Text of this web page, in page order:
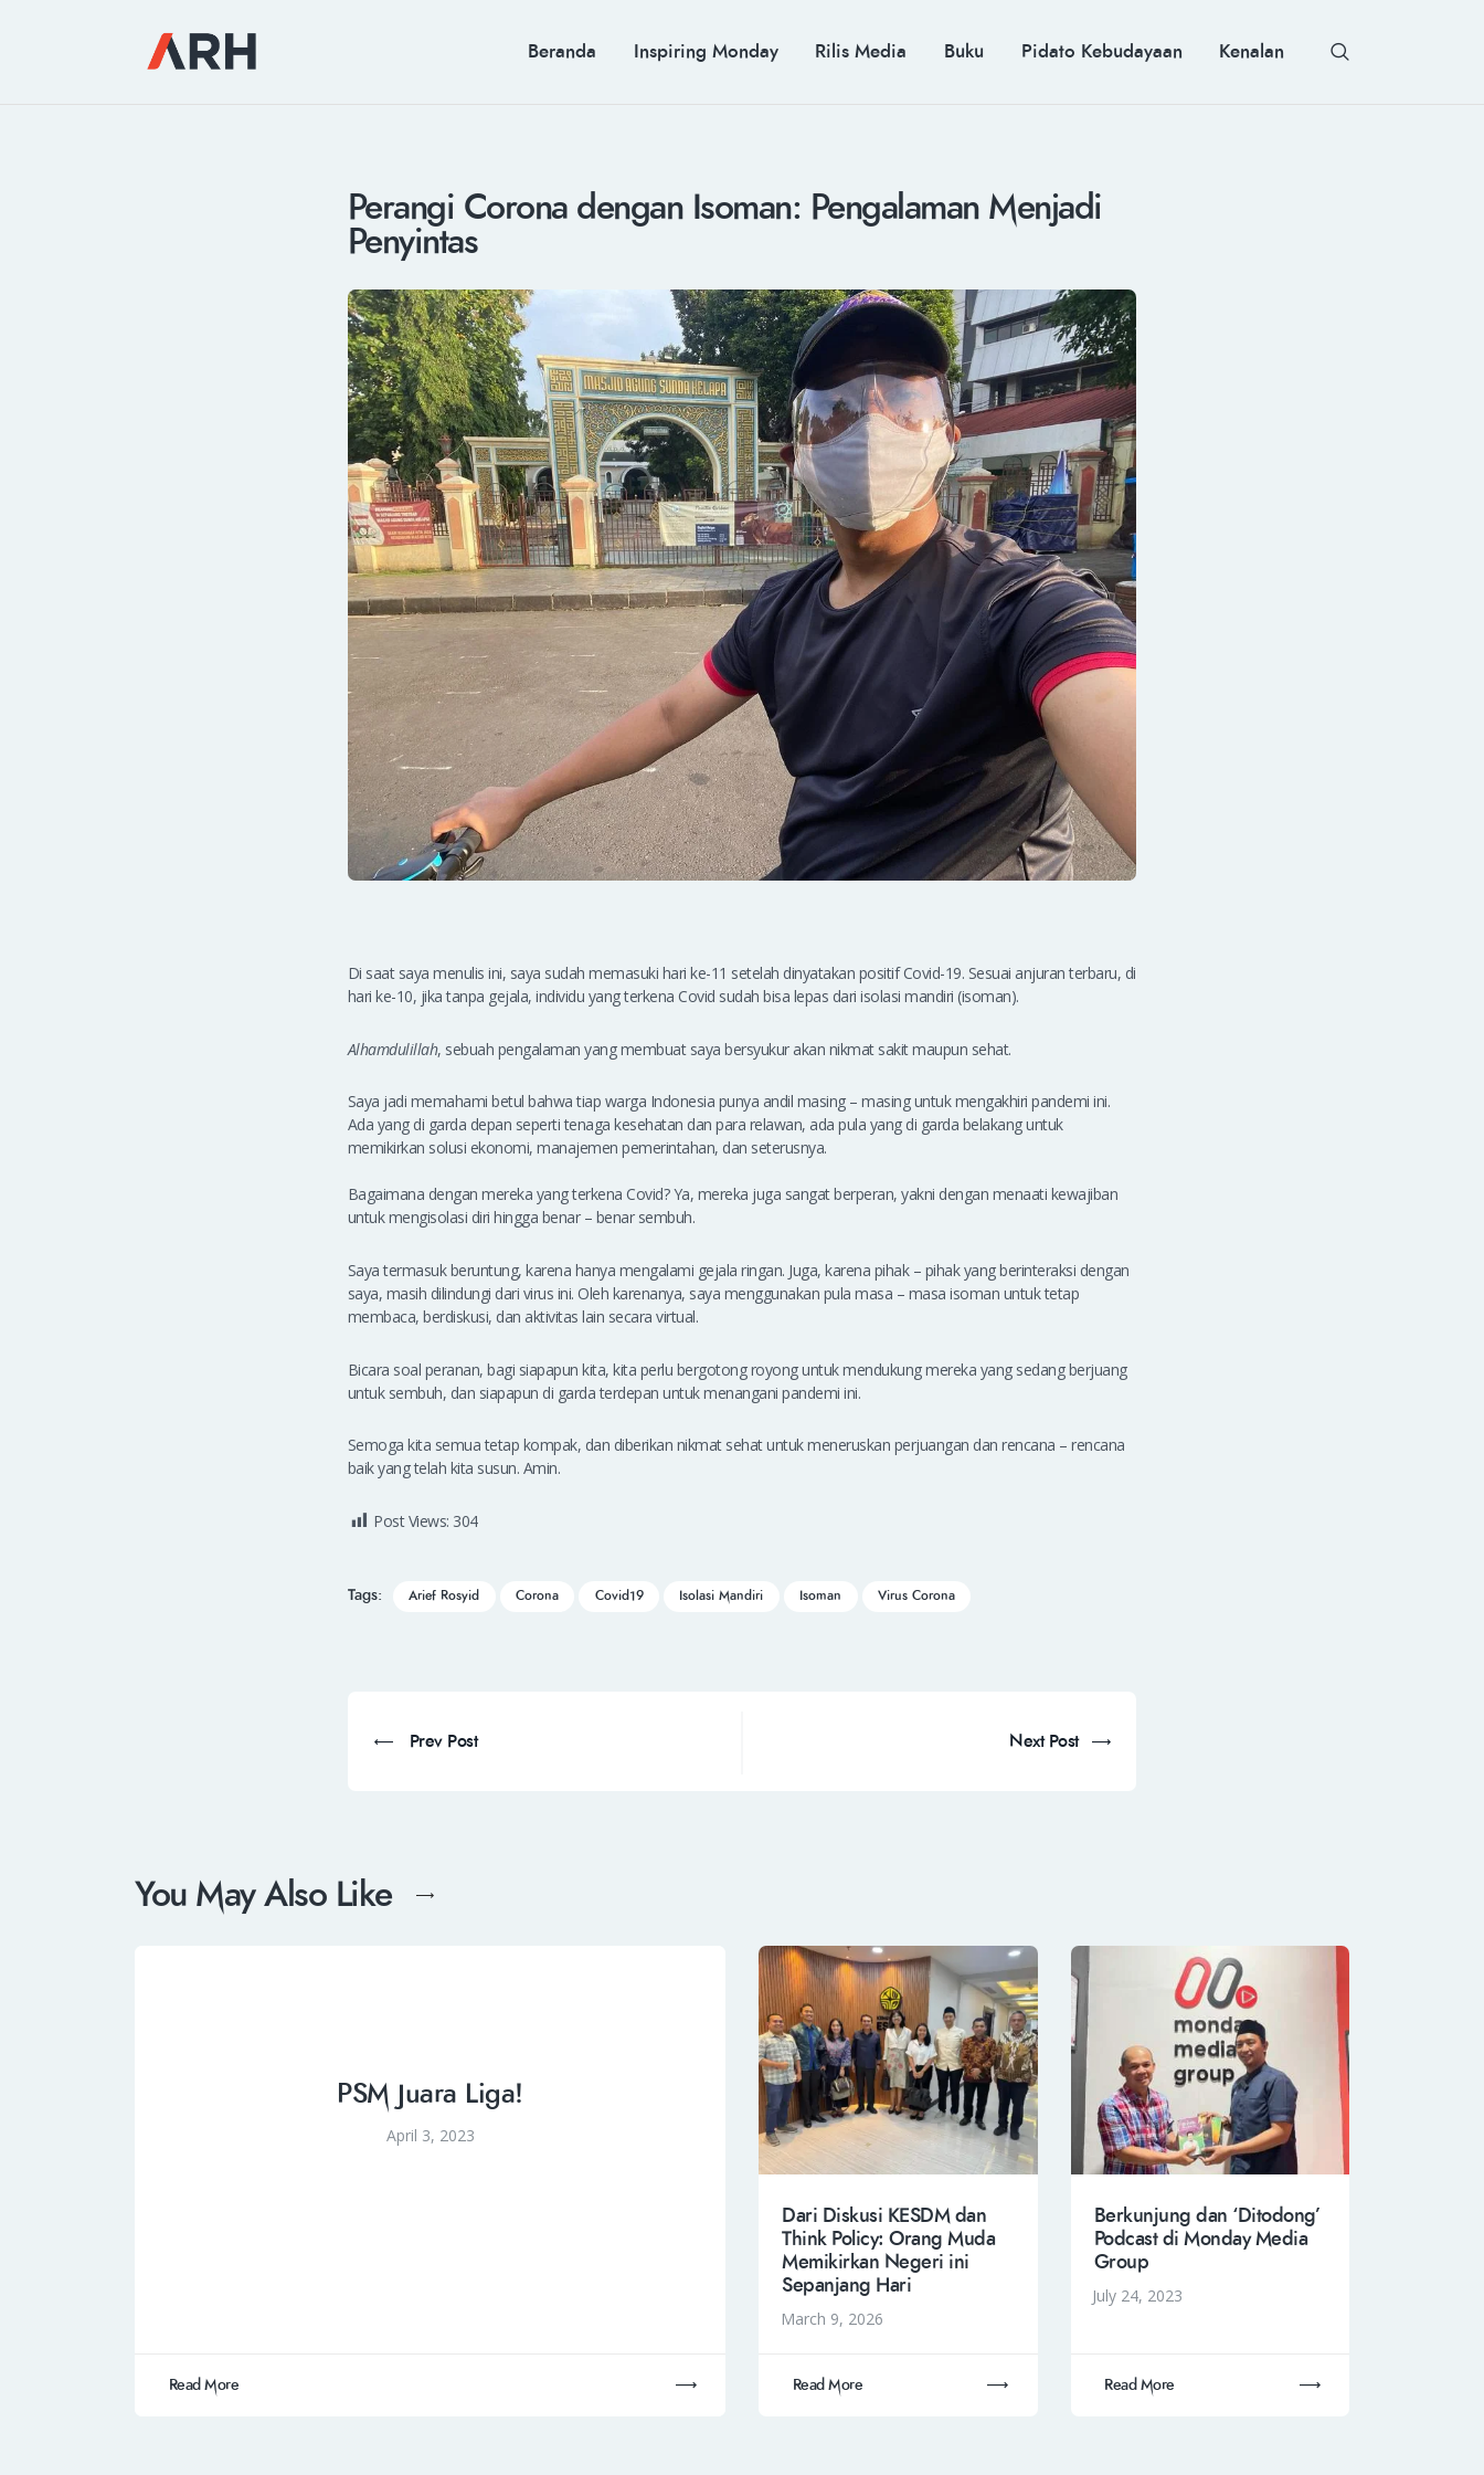
Beranda Inspiring Monday Rilis Media Buku Pidato Kebudayaan Kenalan
MUH. ARIEF ROSYID
RILIS MEDIA
Perangi Corona dengan Isoman: Pengalaman Menjadi
Penyintas
Di saat saya menulis ini, saya sudah memasuki hari ke-11 setelah dinyatakan positif Covid-19. Sesuai anjuran terbaru, di
hari ke-10, jika tanpa gejala, individu yang terkena Covid sudah bisa lepas dari isolasi mandiri (isoman).
Alhamdulillah, sebuah pengalaman yang membuat saya bersyukur akan nikmat sakit maupun sehat.
Saya jadi memahami betul bahwa tiap warga Indonesia punya andil masing – masing untuk mengakhiri pandemi ini.
Ada yang di garda depan seperti tenaga kesehatan dan para relawan, ada pula yang di garda belakang untuk
memikirkan solusi ekonomi, manajemen pemerintahan, dan seterusnya.
Bagaimana dengan mereka yang terkena Covid? Ya, mereka juga sangat berperan, yakni dengan menaati kewajiban
untuk mengisolasi diri hingga benar – benar sembuh.
Saya termasuk beruntung, karena hanya mengalami gejala ringan. Juga, karena pihak – pihak yang berinteraksi dengan
saya, masih dilindungi dari virus ini. Oleh karenanya, saya menggunakan pula masa – masa isoman untuk tetap
membaca, berdiskusi, dan aktivitas lain secara virtual.
Bicara soal peranan, bagi siapapun kita, kita perlu bergotong royong untuk mendukung mereka yang sedang berjuang
untuk sembuh, dan siapapun di garda terdepan untuk menangani pandemi ini.
Semoga kita semua tetap kompak, dan diberikan nikmat sehat untuk meneruskan perjuangan dan rencana – rencana
baik yang telah kita susun. Amin.
Post Views: 304
Tags: Arief Rosyid Corona Covid19 Isolasi Mandiri Isoman Virus Corona
Prev Post Next Post
You May Also Like
PSM Juara Liga!
April 3, 2023
Read More
Dari Diskusi KESDM dan
Think Policy: Orang Muda
Memikirkan Negeri ini
Sepanjang Hari
March 9, 2026
Read More
Berkunjung dan ‘Ditodong’
Podcast di Monday Media
Group
July 24, 2023
Read More